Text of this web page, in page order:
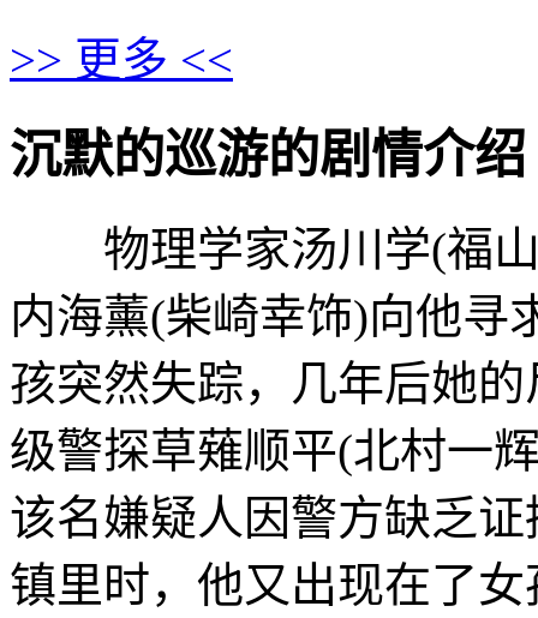
>> 更多 <<
沉默的巡游的剧情介绍 ·
物理学家汤川学(福山
内海薰(柴崎幸饰)向他寻
孩突然失踪，几年后她
级警探草薙顺平(北村一
该名嫌疑人因警方缺乏
镇里时，他又出现在了